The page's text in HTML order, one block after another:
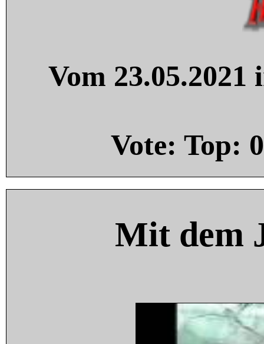
Vom
Vote: Top: 0
Mit dem